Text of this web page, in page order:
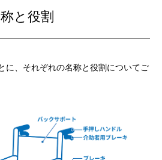
と役割
に、それぞれの名称と役割についてご